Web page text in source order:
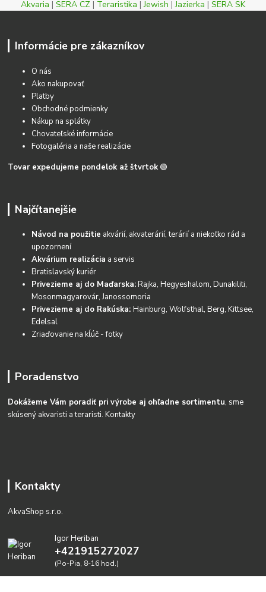
Akvaria | SERA CZ | Teraristika |Jewish |Jazierka | SERA SK
Informácie pre zákazníkov
O nás
Ako nakupovať
Platby
Obchodné podmienky
Nákup na splátky
Chovateľské informácie
Fotogaléria a naše realizácie
Tovar expedujeme pondelok až štvrtok 🟢
Najčítanejšie
Návod na použitie akvárií, akvaterárií, terárií a niekoľko rád a
upozornení
Akvárium realizácia a servis
Bratislavský kuriér
Privezieme aj do Maďarska:Rajka, Hegyeshalom, Dunakiliti,
Mosonmagyarovár, Janossomoria
Privezieme aj do Rakúska:Hainburg, Wolfsthal, Berg, Kittsee,
Edelsal
Zriaďovanie na kĺúč - fotky
Poradenstvo
Dokážeme Vám poradiť pri výrobe aj ohľadne sortimentu, sme
skúsený akvaristi a teraristi.Kontakty
Kontakty
AkvaShop s.r.o.
Igor Heriban
+421915272027
(Po-Pia, 8-16 hod.)